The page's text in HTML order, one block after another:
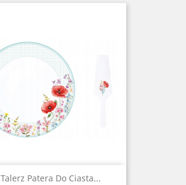
Talerz Patera Do Ciasta...